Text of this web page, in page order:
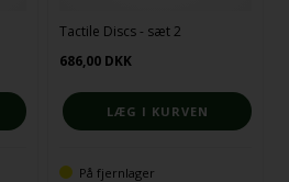
Tactile Discs - sæt 2
686,00 DKK
På fjernlager